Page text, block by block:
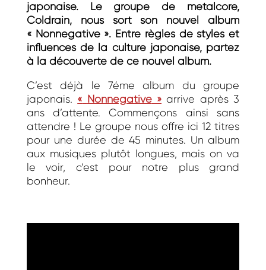
japonaise. Le groupe de metalcore,
Coldrain, nous sort son nouvel album
« Nonnegative ». Entre règles de styles et
influences de la culture japonaise, partez
à la découverte de ce nouvel album.
C’est déjà le 7éme album du groupe
japonais. « Nonnegative » arrive après 3
ans d’attente. Commençons ainsi sans
attendre ! Le groupe nous offre ici 12 titres
pour une durée de 45 minutes. Un album
aux musiques plutôt longues, mais on va
le voir, c’est pour notre plus grand
bonheur.